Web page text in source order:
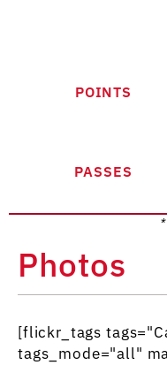
POINTS
PASSES
Photos
[flickr_tags
tags_mode="all"